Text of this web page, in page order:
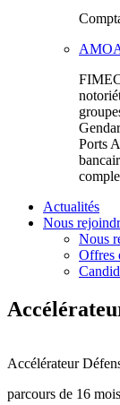
Ports
Actualités
Nous
Nous
Offres
Accélérateur
parcours de 16